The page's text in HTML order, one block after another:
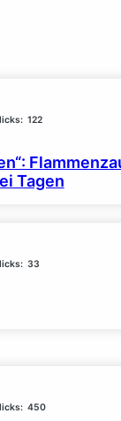
122
Tagen
33
450